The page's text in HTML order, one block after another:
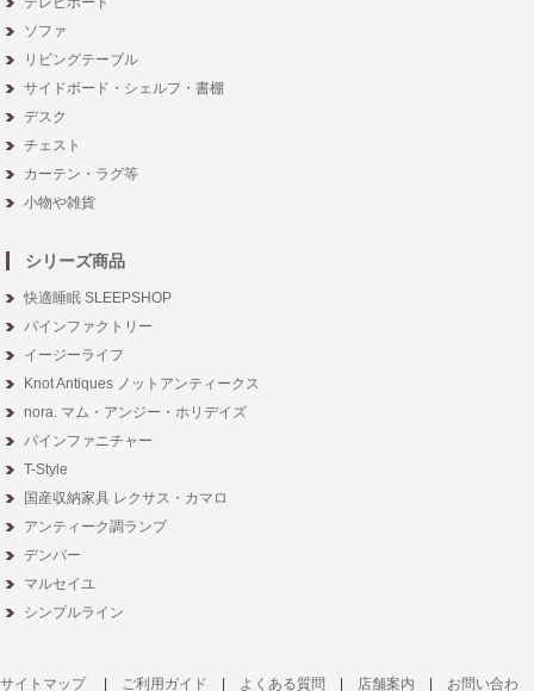
ソファ
リビングテーブル
サイドボード・シェルフ・書棚
デスク
チェスト
カーテン・ラグ等
小物や雑貨
シリーズ商品
快適睡眠 SLEEPSHOP
パインファクトリー
イージーライフ
Knot Antiques ノットアンティークス
nora. マム・アンジー・ホリデイズ
パインファニチャー
T-Style
国産収納家具 レクサス・カマロ
アンティーク調ランプ
デンバー
マルセイユ
シンプルライン
サイトマップ| ご利用ガイド よくある質問 店舗案内 お問い合わ